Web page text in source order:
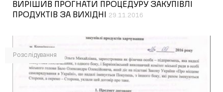
ВИРІШИВ ПРОГНАТИ ПРОЦЕДУРУ ЗАКУПІВЛІ
ПРОДУКТІВ ЗА ВИХІДНІ 29.11.2016
Розслідування